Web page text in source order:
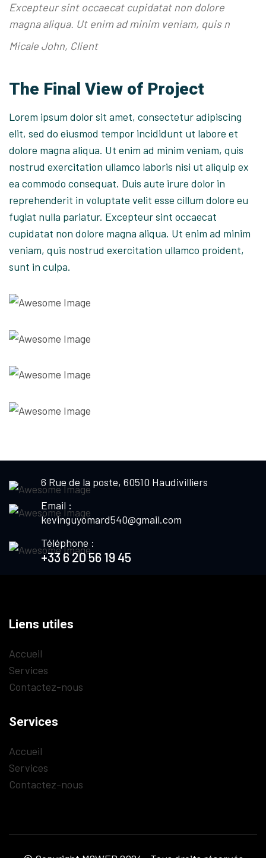
Excepteur sint occaecat cupidatat non dolore
magna aliqua. Ut enim ad minim veniam, quis n
Micale John, Client
The Final View of Project
Lorem ipsum dolor sit amet, consectetur adipiscing
elit, sed do eiusmod tempor incididunt ut labore et
dolore magna aliqua. Ut enim ad minim veniam, quis
nostrud exercitation ullamco laboris nisi ut aliquip ex
ea commodo consequat. Duis aute irure dolor in
reprehenderit in voluptate velit esse cillum dolore eu
fugiat nulla pariatur. Excepteur sint occaecat
cupidatat non dolore magna aliqua. Ut enim ad minim
veniam, quis nostrud exercitation ullamco proident,
sunt in culpa.
6 Rue de la poste, 60510 Haudivilliers
Email :
kevinguyomard540@gmail.com
Téléphone :
+33 6 20 56 19 45
Liens utiles
Accueil
Services
Contactez-nous
Services
Accueil
Services
Contactez-nous